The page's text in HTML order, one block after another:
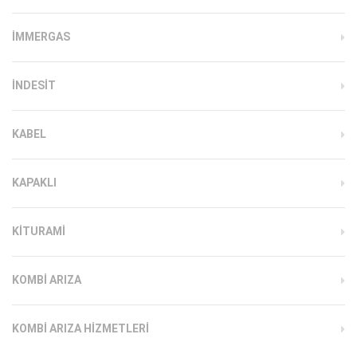
İMMERGAS
INDESIT
KABEL
KAPAKLI
KITURAMI
KOMBI ARIZA
KOMBI ARIZA HIZMETLERI